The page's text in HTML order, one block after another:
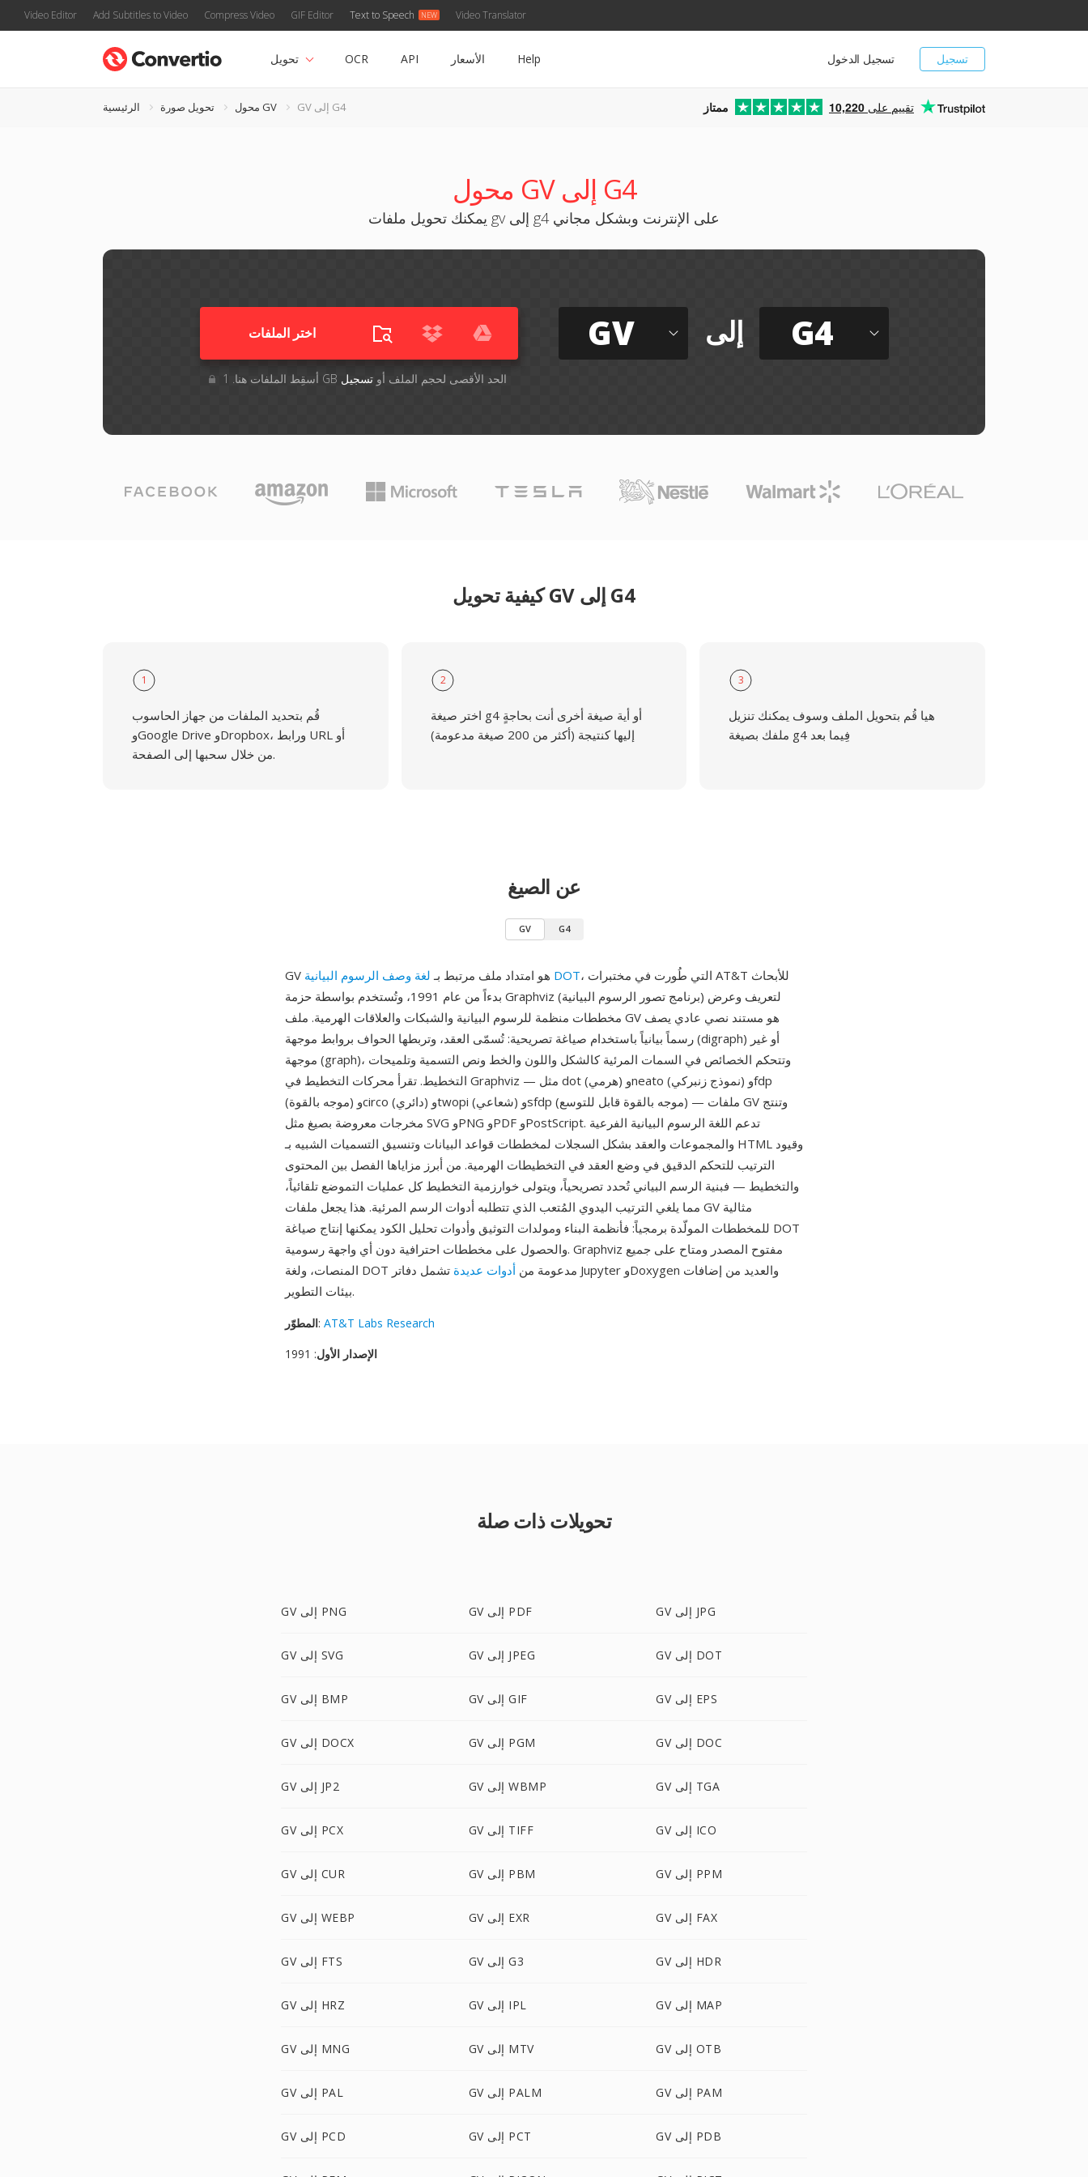
Video Editor Add Subtitles to Video Compress Video GIF Editor Text to Speech Video Translator
تسجيل تسجيل الدخول تحويل OCR API الأسعار Help
الرئيسية تحويل صورة محول GV GV إلى G4 ممتاز 10,220 تقييم على
محول GV إلى G4
يمكنك تحويل ملفات gv إلى g4 على الإنترنت وبشكل مجاني
اختر الملفات
أسقِط الملفات هنا. 1 GB الحد الأقصى لحجم الملف أوتسجيل
GV إلى G4
كيفية تحويل GV إلى G4
1
قُم بتحديد الملفات من جهاز الحاسوب
وGoogle Drive وDropbox، ورابط URL أو
من خلال سحبها إلى الصفحة.
2
اختر صيغة g4 أو أية صيغة أخرى أنت بحاجةٍ
إليها كنتيجة (أكثر من 200 صيغة مدعومة)
3
هيا قُم بتحويل الملف وسوف يمكنك تنزيل
ملفك بصيغة g4 فِيما بعد
عن الصيغ
GV G4
GV هو امتداد ملف مرتبط بـ لغة وصف الرسوم البيانية DOT، التي طُورت في مختبرات AT&T للأبحاث
بدءاً من عام 1991، وتُستخدم بواسطة حزمة Graphviz (برنامج تصور الرسوم البيانية) لتعريف وعرض
مخططات منظمة للرسوم البيانية والشبكات والعلاقات الهرمية. ملف GV هو مستند نصي عادي يصف
رسماً بيانياً باستخدام صياغة تصريحية: تُسمّى العقد، وتربطها الحواف بروابط موجهة (digraph) أو غير
موجهة (graph)، وتتحكم الخصائص في السمات المرئية كالشكل واللون والخط ونص التسمية وتلميحات
التخطيط. تقرأ محركات التخطيط في Graphviz — مثل dot (هرمي) وneato (نموذج زنبركي) وfdp
(موجه بالقوة) وcirco (دائري) وtwopi (شعاعي) وsfdp (موجه بالقوة قابل للتوسع) — ملفات GV وتنتج
مخرجات معروضة بصيغ مثل SVG وPNG وPDF وPostScript. تدعم اللغة الرسوم البيانية الفرعية
والمجموعات والعقد بشكل السجلات لمخططات قواعد البيانات وتنسيق التسميات الشبيه بـ HTML وقيود
الترتيب للتحكم الدقيق في وضع العقد في التخطيطات الهرمية. من أبرز مزاياها الفصل بين المحتوى
والتخطيط — فبنية الرسم البياني تُحدد تصريحياً، ويتولى خوارزمية التخطيط كل عمليات التموضع تلقائياً،
مما يلغي الترتيب اليدوي المُتعب الذي تتطلبه أدوات الرسم المرئية. هذا يجعل ملفات GV مثالية
للمخططات المولّدة برمجياً: فأنظمة البناء ومولدات التوثيق وأدوات تحليل الكود يمكنها إنتاج صياغة DOT
والحصول على مخططات احترافية دون أي واجهة رسومية. Graphviz مفتوح المصدر ومتاح على جميع
المنصات، ولغة DOT مدعومة من أدوات عديدة تشمل دفاتر Jupyter وDoxygen والعديد من إضافات
بيئات التطوير.
المطوّر: AT&T Labs Research
الإصدار الأول: 1991
تحويلات ذات صلة
GV إلى PNG GV إلى PDF GV إلى JPG
GV إلى SVG GV إلى JPEG GV إلى DOT
GV إلى BMP GV إلى GIF GV إلى EPS
GV إلى DOCX GV إلى PGM GV إلى DOC
GV إلى JP2 GV إلى WBMP GV إلى TGA
GV إلى PCX GV إلى TIFF GV إلى ICO
GV إلى CUR GV إلى PBM GV إلى PPM
GV إلى WEBP GV إلى EXR GV إلى FAX
GV إلى FTS GV إلى G3 GV إلى HDR
GV إلى HRZ GV إلى IPL GV إلى MAP
GV إلى MNG GV إلى MTV GV إلى OTB
GV إلى PAL GV إلى PALM GV إلى PAM
GV إلى PCD GV إلى PCT GV إلى PDB